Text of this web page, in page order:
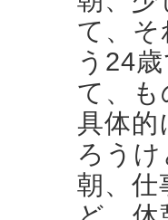
て、
う24
て、
具体
ろう
朝、仕